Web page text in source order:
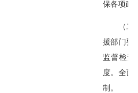
保各项政
（二）
援部门要
监督检查
度。全面
制。